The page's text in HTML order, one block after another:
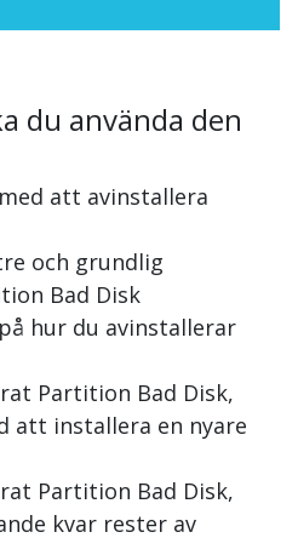
du använda den
att avinstallera
och grundlig
Bad Disk
hur du avinstallerar
Partition Bad Disk,
att installera en nyare
Partition Bad Disk,
kvar rester av